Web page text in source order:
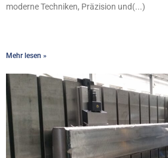
moderne Techniken, Präzision und(...)
Mehr lesen »